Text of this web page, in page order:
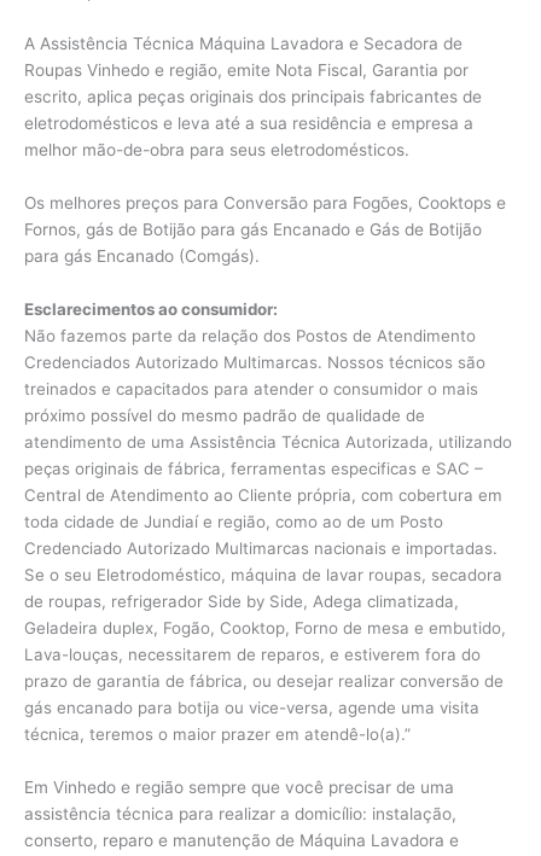
A Assistência Técnica Máquina Lavadora e Secadora de
Roupas Vinhedo e região, emite Nota Fiscal, Garantia por
escrito, aplica peças originais dos principais fabricantes de
eletrodomésticos e leva até a sua residência e empresa a
melhor mão-de-obra para seus eletrodomésticos.
Os melhores preços para Conversão para Fogões, Cooktops e
Fornos, gás de Botijão para gás Encanado e Gás de Botijão
para gás Encanado (Comgás).
Esclarecimentos ao consumidor:
Não fazemos parte da relação dos Postos de Atendimento
Credenciados Autorizado Multimarcas. Nossos técnicos são
treinados e capacitados para atender o consumidor o mais
próximo possível do mesmo padrão de qualidade de
atendimento de uma Assistência Técnica Autorizada, utilizando
peças originais de fábrica, ferramentas especificas e SAC –
Central de Atendimento ao Cliente própria, com cobertura em
toda cidade de Jundiaí e região, como ao de um Posto
Credenciado Autorizado Multimarcas nacionais e importadas.
Se o seu Eletrodoméstico, máquina de lavar roupas, secadora
de roupas, refrigerador Side by Side, Adega climatizada,
Geladeira duplex, Fogão, Cooktop, Forno de mesa e embutido,
Lava-louças, necessitarem de reparos, e estiverem fora do
prazo de garantia de fábrica, ou desejar realizar conversão de
gás encanado para botija ou vice-versa, agende uma visita
técnica, teremos o maior prazer em atendê-lo(a).”
Em Vinhedo e região sempre que você precisar de uma
assistência técnica para realizar a domicílio: instalação,
conserto, reparo e manutenção de Máquina Lavadora e